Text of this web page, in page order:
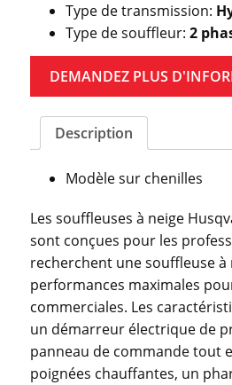
Type de transmission:
Type de souffleur:2
DEMANDEZ PLUS
Description
Modèle sur chenilles
Les souffleuses à neige
sont conçues pour les
recherchent une souffleuse à
performances maximales
commerciales. Les
un démarreur électrique de
panneau de commande tout
poignées chauffantes, un